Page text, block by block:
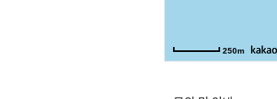
250m